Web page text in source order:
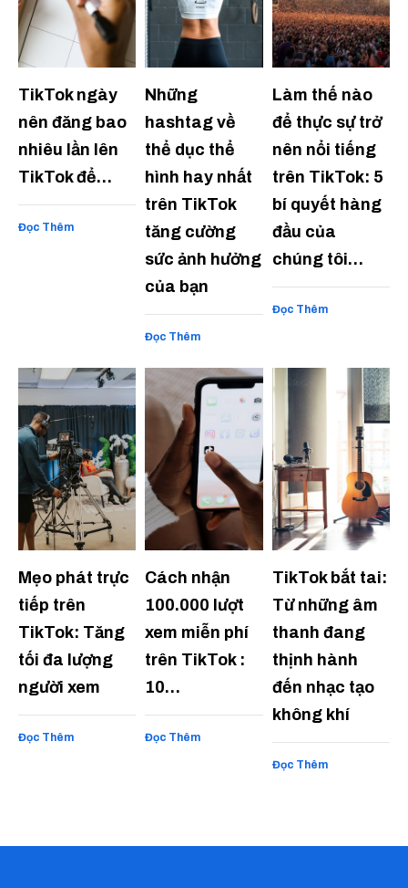
TikTok ngày
nên đăng bao
nhiêu lần lên
TikTok để…
Đọc Thêm
Những
hashtag về
thể dục thể
hình hay nhất
trên TikTok
tăng cường
sức ảnh hưởng
của bạn
Đọc Thêm
Làm thế nào
để thực sự trở
nên nổi tiếng
trên TikTok: 5
bí quyết hàng
đầu của
chúng tôi…
Đọc Thêm
Mẹo phát trực
tiếp trên
TikTok: Tăng
tối đa lượng
người xem
Đọc Thêm
Cách nhận
100.000 lượt
xem miễn phí
trên TikTok :
10…
Đọc Thêm
TikTok bắt tai:
Từ những âm
thanh đang
thịnh hành
đến nhạc tạo
không khí
Đọc Thêm